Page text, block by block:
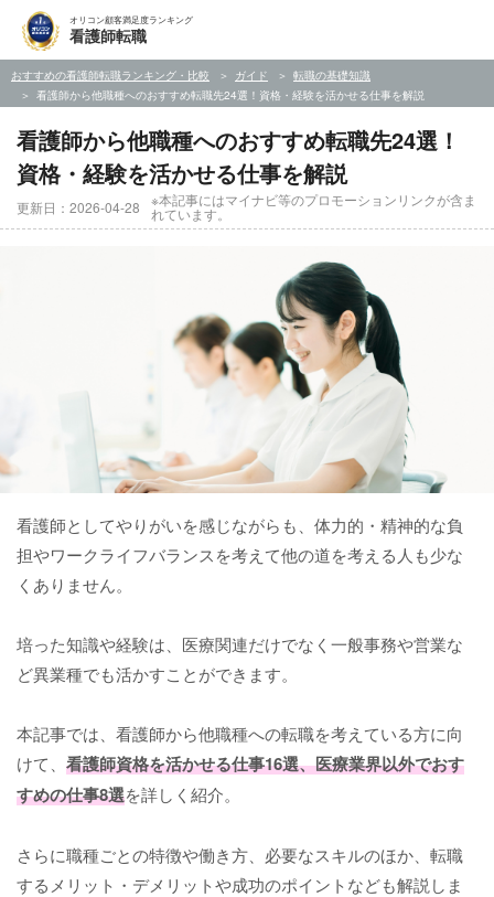
オリコン顧客満足度ランキング
看護師転職
おすすめの看護師転職ランキング・比較 ガイド
転職の基礎知識
看護師から他職種へのおすすめ転職先24選！資格・経験を活かせる仕事を解説
看護師から他職種へのおすすめ転職先24選！
資格・経験を活かせる仕事を解説
更新日：2026-04-28 ※本記事にはマイナビ等のプロモーションリンクが含ま
れています。
看護師としてやりがいを感じながらも、体力的・精神的な負
担やワークライフバランスを考えて他の道を考える人も少な
くありません。
培った知識や経験は、医療関連だけでなく一般事務や営業な
ど異業種でも活かすことができます。
本記事では、看護師から他職種への転職を考えている方に向
けて、 看護師資格を活かせる仕事16選、医療業界以外でおす
すめの仕事8選を詳しく紹介。
さらに職種ごとの特徴や働き方、必要なスキルのほか、転職
するメリット・デメリットや成功のポイントなども解説しま